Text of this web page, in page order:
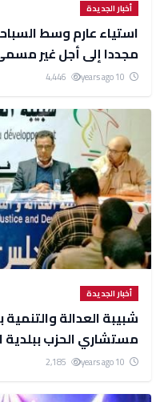
أخبار الجديدة
استياء عارم وسط
مجددا إلى أجل غير
أخبار الجديدة
مستشاري الحزب ببلدية